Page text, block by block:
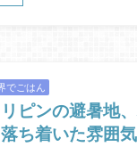
でごはん
リピンの避暑地
ち着いた雰囲